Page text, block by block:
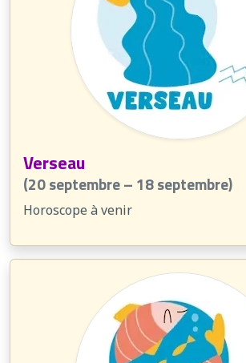
Verseau
(20 septembre – 18 septembre)
Horoscope à venir